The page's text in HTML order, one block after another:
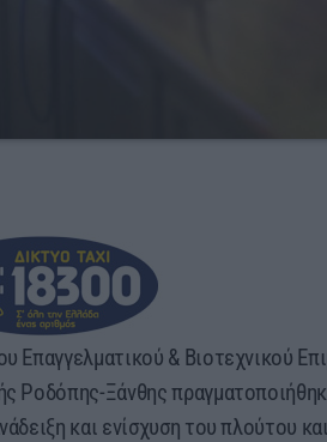
Επαγγελματικού & Βιοτεχνικού
Ροδόπης-Ξάνθης
και ενίσχυση του πλούτου